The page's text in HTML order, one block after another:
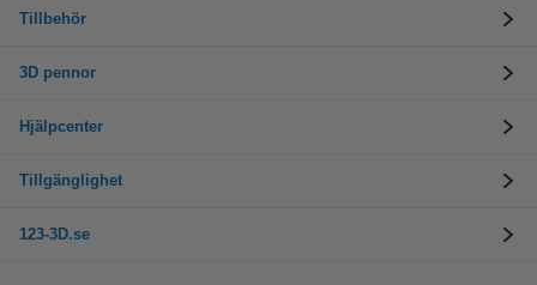
Tillbehör
3D pennor
Hjälpcenter
Tillgänglighet
123-3D.se